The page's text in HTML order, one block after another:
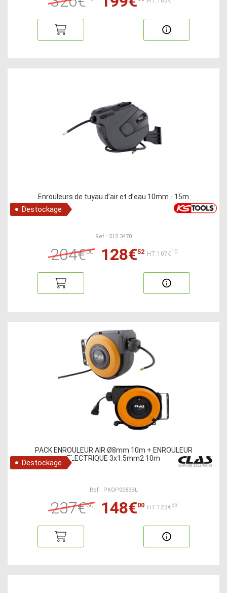
Enrouleurs de tuyau d’air et d’eau 10mm - 15m
Destockage
Ref : 515.3470
204€00 128€52 HT:107€10
PACK ENROULEUR AIR Ø8mm 10m + ENROULEUR
ELECTRIQUE 3x1.5mm2 10m
Destockage
Ref : PKOP0083BL
237€60 148€00 HT:123€33